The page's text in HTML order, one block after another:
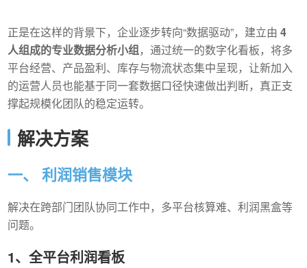
正是在这样的背景下，企业逐步转向“数据驱动”，建立由4
人组成的专业数据分析小组，通过统一的数字化看板，将多
平台经营、产品盈利、库存与物流状态集中呈现，让新加入
的运营人员也能基于同一套数据口径快速做出判断，真正支
撑起规模化团队的稳定运转。
解决方案
一、 利润销售模块
解决在跨部门团队协同工作中，多平台核算难、利润黑盒等
问题。
1、全平台利润看板